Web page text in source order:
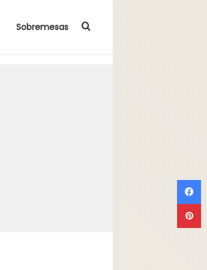
Sobremesas Procurar por